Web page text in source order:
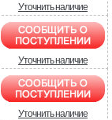
Уточнить наличие
Уточнить наличие
Уточнить наличие